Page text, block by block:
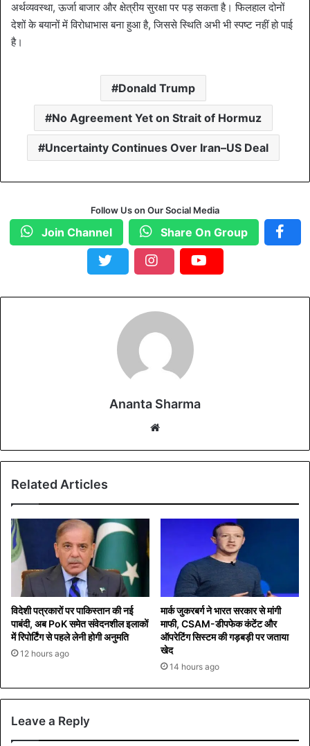
अर्थव्यवस्था, ऊर्जा बाजार और क्षेत्रीय सुरक्षा पर पड़ सकता है। फिलहाल दोनों
देशों के बयानों में विरोधाभास बना हुआ है, जिससे स्थिति अभी भी स्पष्ट नहीं हो पाई
है।
Donald Trump
No Agreement Yet on Strait of Hormuz
Uncertainty Continues Over Iran–US Deal
Follow Us on Our Social Media
Join Channel Share On Group
Ananta Sharma
te
Related Articles
विदेशी पत्रकारों पर पाकिस्तान की नई
पाबंदी, अब PoK समेत संवेदनशील इलाकों
में रिपोर्टिंग से पहले लेनी होगी अनुमति
12 hours ago
मार्क जुकरबर्ग ने भारत सरकार से मांगी
माफी, CSAM-डीपफेक कंटेंट और
ऑपरेटिंग सिस्टम की गड़बड़ी पर जताया
खेद
14 hours ago
Leave a Reply